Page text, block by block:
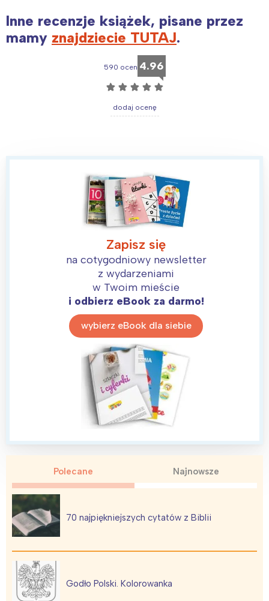
Inne recenzje książek, pisane przez
mamy znajdziecie TUTAJ.
590 ocen 4.96
☆ ☆ ☆ ☆ ☆
dodaj ocenę
Zapisz się
na cotygodniowy newsletter
z wydarzeniami
w Twoim mieście
i odbierz eBook za darmo!
wybierz eBook dla siebie
Polecane Najnowsze
70 najpiękniejszych cytatów z Biblii
Godło Polski. Kolorowanka
Interesują mnie wydarzenia z
tego regionu:
Wrocław
Śląsk
Wszystkie
Wybieram